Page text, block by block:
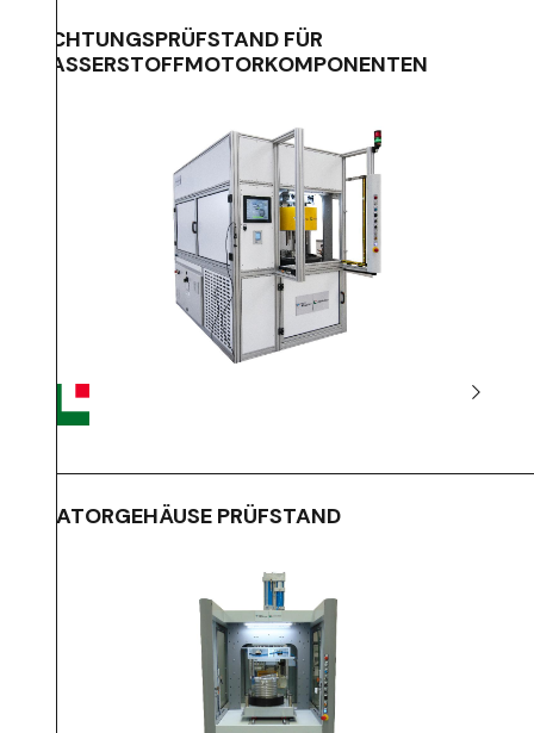
DICHTUNGSPRÜFSTAND FÜR
WASSERSTOFFMOTORKOMPONENTEN
STATORGEHÄUSE PRÜFSTAND